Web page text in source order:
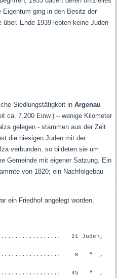
Eigentum ging in den Besitz der
über. Ende 1939 lebten keine Juden
Siedlungstätigkeit in Argenau
ca. 7.200 Einw.) – wenige Kilometer
gelegen - stammen aus der Zeit
die hiesigen Juden mit der
verbunden, so bildeten sie um
Gemeinde mit eigener Satzung. Ein
von 1820; ein Nachfolgebau
ein Friedhof angelegt worden.
21 Juden,
8 “ ,
45 “ ,